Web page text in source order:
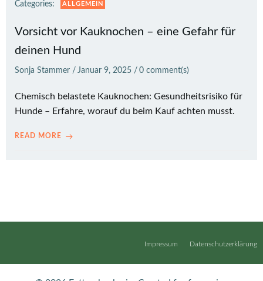
Categories: ALLGEMEIN
Vorsicht vor Kauknochen – eine Gefahr für
deinen Hund
Sonja Stammer / Januar 9, 2025 / 0 comment(s)
Chemisch belastete Kauknochen: Gesundheitsrisiko für
Hunde – Erfahre, worauf du beim Kauf achten musst.
READ MORE
Impressum Datenschutzerklärung